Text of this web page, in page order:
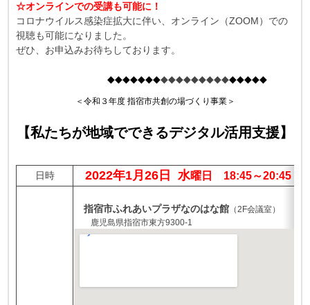
☆オンラインでの受講も可能に！
コロナウイルス感染症拡大に伴い、オンライン（ZOOM）での
視聴も可能になりました。
ぜひ、お申込みお待ちしております。
◆◆◆◆◆◆◆◆◆◆◆◆◆◆◆◆◆◆◆◆◆
＜令和３年度 指宿市共創の場づくり事業＞
【私たちが地域でできるデジタル活用支援】
日時 2022年1月26日 水曜日 18:45～20:45
指宿市ふれあいプラザなのはな館 （2F会議室）
鹿児島県指宿市東方9300-1